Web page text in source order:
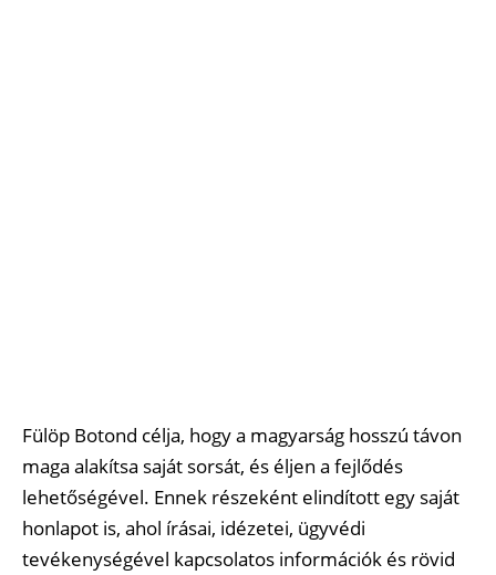
Fülöp Botond célja, hogy a magyarság hosszú távon
maga alakítsa saját sorsát, és éljen a fejlődés
lehetőségével. Ennek részeként elindított egy saját
honlapot is, ahol írásai, idézetei, ügyvédi
tevékenységével kapcsolatos információk és rövid